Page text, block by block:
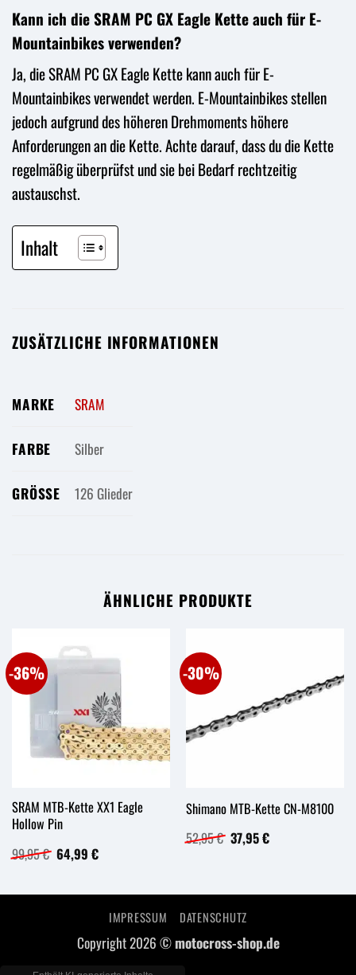
Kann ich die SRAM PC GX Eagle Kette auch für E-
Mountainbikes verwenden?
Ja, die SRAM PC GX Eagle Kette kann auch für E-
Mountainbikes verwendet werden. E-Mountainbikes stellen
jedoch aufgrund des höheren Drehmoments höhere
Anforderungen an die Kette. Achte darauf, dass du die Kette
regelmäßig überprüfst und sie bei Bedarf rechtzeitig
austauschst.
Inhalt
ZUSÄTZLICHE INFORMATIONEN
MARKE SRAM
FARBE Silber
GRÖSSE 126 Glieder
ÄHNLICHE PRODUKTE
-36%
SRAM MTB-Kette XX1 Eagle
Hollow Pin
99,95€ Ursprünglicher
Preis
99,95 €
64,99 €Aktueller
Preis
64,99 €.
-30%
Shimano MTB-Kette CN-M8100
52,95€ Ursprünglicher
Preis
37,95€Aktueller
IMPRESSUM DATENSCHUTZ
Copyright 2026 ©motocross-shop.de